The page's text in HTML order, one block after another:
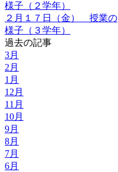
様子（２学年）
２月１７日（金） 授業の
様子（３学年）
過去の記事
3月
2月
1月
12月
11月
10月
9月
8月
7月
6月